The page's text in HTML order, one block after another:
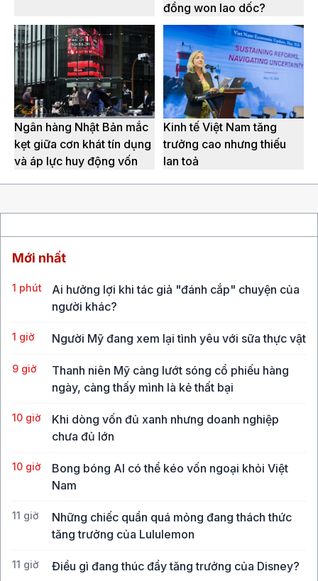
đồng won lao dốc?
Ngân hàng Nhật Bản mắc
kẹt giữa cơn khát tín dụng
và áp lực huy động vốn
Kinh tế Việt Nam tăng
trưởng cao nhưng thiếu
lan toả
Mới nhất
1 phút
Ai hưởng lợi khi tác giả "đánh cắp" chuyện của
người khác?
1 giờ Người Mỹ đang xem lại tình yêu với sữa thực vật
9 giờ
Thanh niên Mỹ càng lướt sóng cổ phiếu hàng
ngày, càng thấy mình là kẻ thất bại
10 giờ
Khi dòng vốn đủ xanh nhưng doanh nghiệp
chưa đủ lớn
10 giờ
Bong bóng AI có thể kéo vốn ngoại khỏi Việt
Nam
11 giờ
Những chiếc quần quá mỏng đang thách thức
tăng trưởng của Lululemon
11 giờ Điều gì đang thúc đẩy tăng trưởng của Disney?